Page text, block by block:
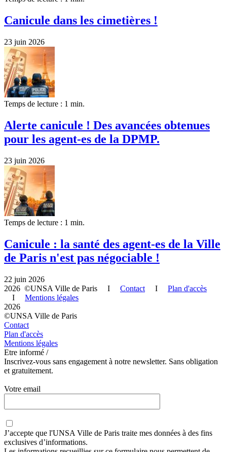
Canicule dans les cimetières !
23 juin 2026
Temps de lecture : 1 min.
Alerte canicule ! Des avancées obtenues
pour les agent-es de la DPMP.
23 juin 2026
Temps de lecture : 1 min.
Canicule : la santé des agent-es de la Ville
de Paris n'est pas négociable !
22 juin 2026
2026 ©UNSA Ville de Paris I Contact I Plan d'accès
I Mentions légales
2026
©UNSA Ville de Paris
Contact
Plan d'accès
Mentions légales
Etre informé /
Inscrivez-vous sans engagement à notre newsletter. Sans obligation
et gratuitement.
Votre email
J’accepte que l'UNSA Ville de Paris traite mes données à des fins
exclusives d’informations.